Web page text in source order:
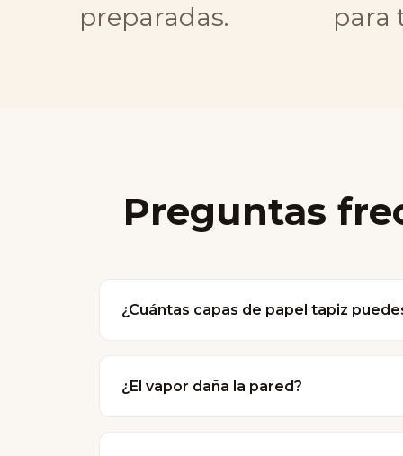
preparadas.
para
Preguntas
¿Cuántas capas de papel tapiz
¿El vapor daña la pared?